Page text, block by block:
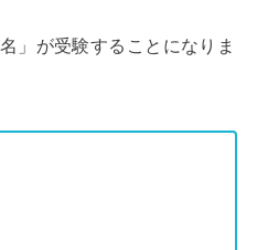
」が受験することになりま